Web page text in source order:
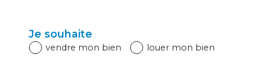
Je souhaite
vendre mon bien louer mon bien